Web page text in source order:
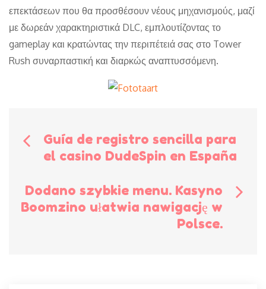
επεκτάσεων που θα προσθέσουν νέους μηχανισμούς, μαζί
με δωρεάν χαρακτηριστικά DLC, εμπλουτίζοντας το
gameplay και κρατώντας την περιπέτειά σας στο Tower
Rush συναρπαστική και διαρκώς αναπτυσσόμενη.
Bericht
navigatie
Guía de registro sencilla para
el casino DudeSpin en España
Dodano szybkie menu. Kasyno
Boomzino ułatwia nawigację w
Polsce.